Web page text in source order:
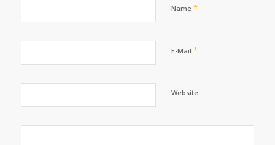
Name *
E-Mail *
Website